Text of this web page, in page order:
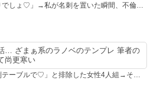
♡」→私が名刺を置いた瞬間、不倫相手が青ざめた
… ざまぁ系のラノベのテンプレ 筆者の
尚更寒い
で♡」と排除した女性4人組→その後4人が青ざめたワケ